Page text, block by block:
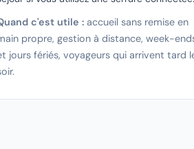
c'est utile : accueil sans remise en
propre, gestion à distance, week-
jours fériés, voyageurs qui arrivent tard